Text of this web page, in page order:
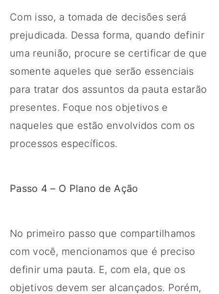
Com isso, a tomada de decisões será
prejudicada. Dessa forma, quando definir
uma reunião, procure se certificar de que
somente aqueles que serão essenciais
para tratar dos assuntos da pauta estarão
presentes. Foque nos objetivos e
naqueles que estão envolvidos com os
processos específicos.
Passo 4 – O Plano de Ação
No primeiro passo que compartilhamos
com você, mencionamos que é preciso
definir uma pauta. E, com ela, que os
objetivos devem ser alcançados. Porém,